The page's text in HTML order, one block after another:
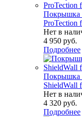
Покрышка
ProTection
Нет в
4 950 руб.
Подробнее
Покрышка
ShieldWall
Нет в
4 320 руб.
Подробнее